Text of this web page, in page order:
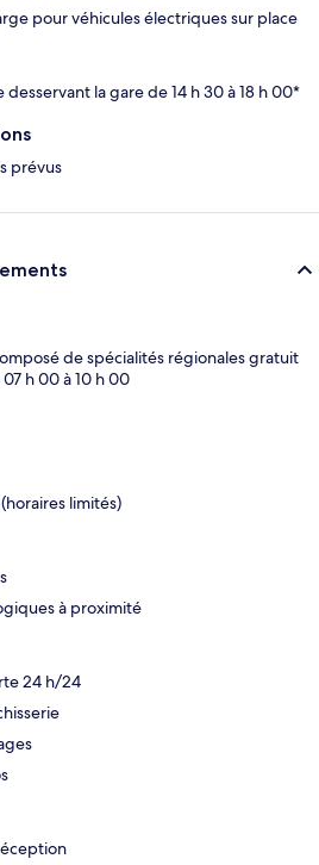
pour véhicules électriques sur place
la gare de 14 h 30 à 18 h 00*
prévus
de spécialités régionales gratuit
h 00 à 10 h 00
limités)
à proximité
24 h/24